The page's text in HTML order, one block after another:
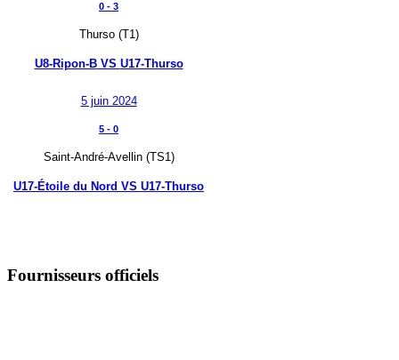
0 - 3
Thurso (T1)
U8-Ripon-BVS U17-Thurso
5 juin 2024
5 - 0
Saint-André-Avellin (TS1)
U17-Étoile du Nord VS U17-Thurso
Fournisseurs officiels